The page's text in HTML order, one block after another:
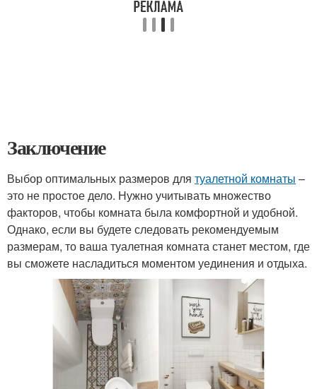
Заключение
Выбор оптимальных размеров для туалетной комнаты –
это не простое дело. Нужно учитывать множество
факторов, чтобы комната была комфортной и удобной.
Однако, если вы будете следовать рекомендуемым
размерам, то ваша туалетная комната станет местом, где
вы сможете насладиться моментом уединения и отдыха.